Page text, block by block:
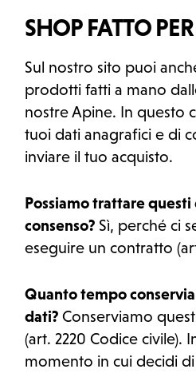
SHOP FATTO
Sul nostro sito puoi
prodotti fatti a mano
nostre Apine. In questo
tuoi dati anagrafici e di
inviare il tuo acquisto.
Possiamo trattare questi
consenso? Sì, perché ci
eseguire un contratto
Quanto tempo
dati?Conserviamo
(art. 2220 Codice civile).
momento in cui decidi